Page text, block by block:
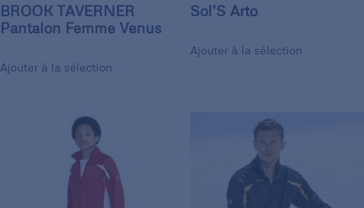
BROOK TAVERNER
Pantalon Femme Venus
Ajouter à la sélection
Sol’S Arto
Ajouter à la sélection